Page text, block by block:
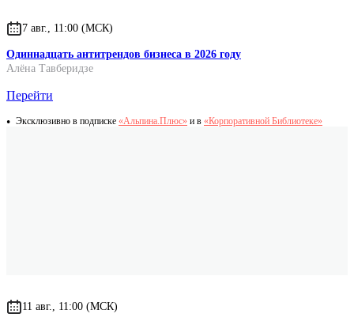
7 авг., 11:00 (МСК)
Одиннадцать антитрендов бизнеса в 2026 году
Алёна Тавберидзе
Перейти
Эксклюзивно в подписке «Альпина.Плюс» и в «Корпоративной Библиотеке»
11 авг., 11:00 (МСК)